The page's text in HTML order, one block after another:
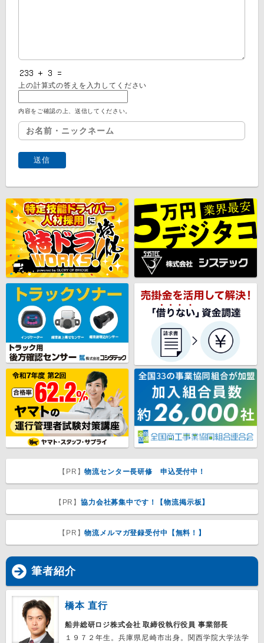
上の計算式の答えを入力してください
内容をご確認の上、送信してください。
【PR】物流センター長研修 申込受付中！
【PR】協力会社募集中です！【物流掲示板】
【PR】物流メルマガ登録受付中【無料！】
筆者紹介
橋本 直行
船井総研ロジ株式会社 取締役執行役員 事業部長
１９７２年生。兵庫県尼崎市出身。関西学院大学法学